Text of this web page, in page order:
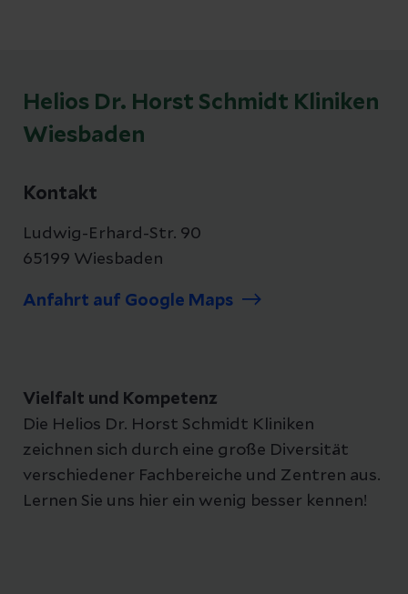
Helios Dr. Horst Schmidt Kliniken
Wiesbaden
Kontakt
Ludwig-Erhard-Str. 90
65199 Wiesbaden
Anfahrt auf Google Maps
Vielfalt und Kompetenz
Die Helios Dr. Horst Schmidt Kliniken
zeichnen sich durch eine große Diversität
verschiedener Fachbereiche und Zentren aus.
Lernen Sie uns hier ein wenig besser kennen!